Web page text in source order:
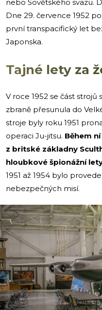
nebo Sovětského svazu.
Dne 29. července 1952
první transpacifický let
Japonska.
Tajné lety za
V roce 1952 se část
zbraně přesunula do
stroje byly roku 1951
operaci Ju-jitsu. Během
z britské základny
hloubkové špionážní
1951 až 1954 bylo
nebezpečných misí.